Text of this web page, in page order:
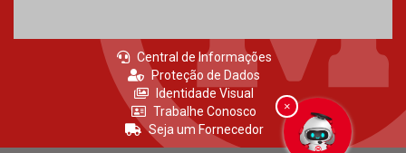
Central de Informações
Proteção de Dados
Identidade Visual
Trabalhe Conosco
Seja um Fornecedor
×